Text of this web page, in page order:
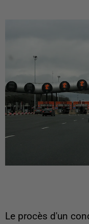
Le procès d'un